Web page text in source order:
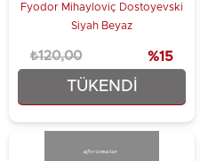
TÜKENDI
Fyodor Mihayloviç Dostoyevski
Siyah Beyaz
₺102,00
₺120,00 %15